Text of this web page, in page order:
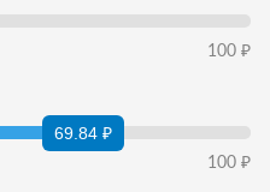
100 ₽
69.84 ₽
100 ₽